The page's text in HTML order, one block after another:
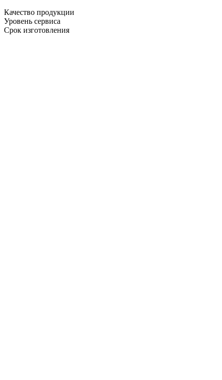
Качество продукции
Уровень сервиса
Срок изготовления